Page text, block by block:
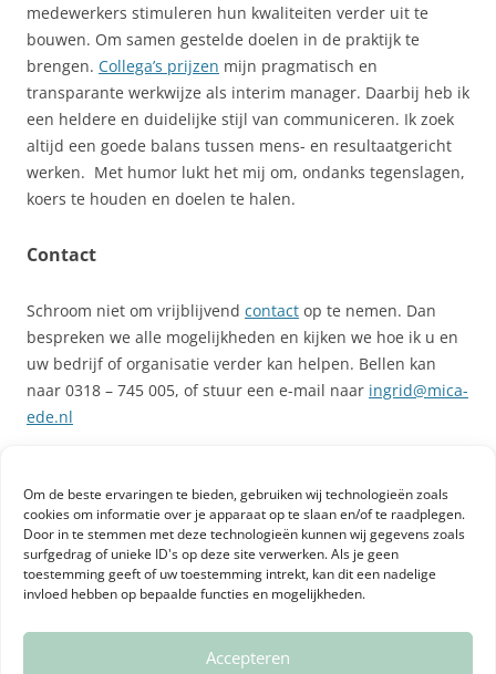
Om de beste ervaringen te bieden, gebruiken wij technologieën zoals
cookies om informatie over je apparaat op te slaan en/of te raadplegen.
Door in te stemmen met deze technologieën kunnen wij gegevens zoals
surfgedrag of unieke ID's op deze site verwerken. Als je geen
toestemming geeft of uw toestemming intrekt, kan dit een nadelige
invloed hebben op bepaalde functies en mogelijkheden.
Accepteren
medewerkers stimuleren hun kwaliteiten verder uit te
bouwen. Om samen gestelde doelen in de praktijk te
brengen. Collega’s prijzen mijn pragmatisch en
transparante werkwijze als interim manager. Daarbij heb ik
een heldere en duidelijke stijl van communiceren. Ik zoek
altijd een goede balans tussen mens- en resultaatgericht
werken. Met humor lukt het mij om, ondanks tegenslagen,
koers te houden en doelen te halen.
Contact
Schroom niet om vrijblijvend contact op te nemen. Dan
bespreken we alle mogelijkheden en kijken we hoe ik u en
uw bedrijf of organisatie verder kan helpen. Bellen kan
naar 0318 – 745 005, of stuur een e-mail naar ingrid@mica-
ede.nl
NIEUWS & BLOGS